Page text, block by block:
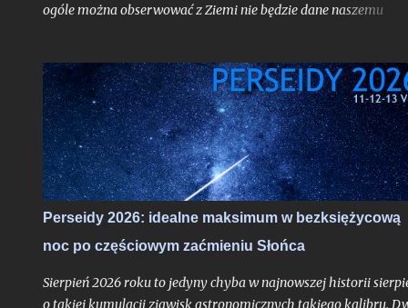
ogóle można obserwować z Ziemi nie będzie dane naszemu
który obszar kontynentu chodzi - spektakl ten rozegra się
innymi nad Hiszpanią. Choć faza całkowita z Polski
nie będzie, tak duża bliskość względem pasa jej widoczności
oznacza nieuchronnie, że znajdziemy się w strefie zaćmienia
częściowego o bardzo głębokiej fazie maksymalnej
do aż 87%, gdy Słońce stanie się cienkim sierpem. Jako, że
zaćmienia chodzą parami - nieco ponad dwa tygodnie od
gdy nasz satelita osiągnie pełnię czeka nas częściowe zaćmienie
Księżyca - znów o bardzo głębokiej fazie maksymalnej. Oba te
zaćmienie Słońc...
Perseidy 2026: idealne maksimum w bezksiężycową
noc po częściowym zaćmieniu Słońca
Sierpień 2026 roku to jedyny chyba w najnowszej historii
o takiej kumulacji zjawisk astronomicznych takiego kalibru.